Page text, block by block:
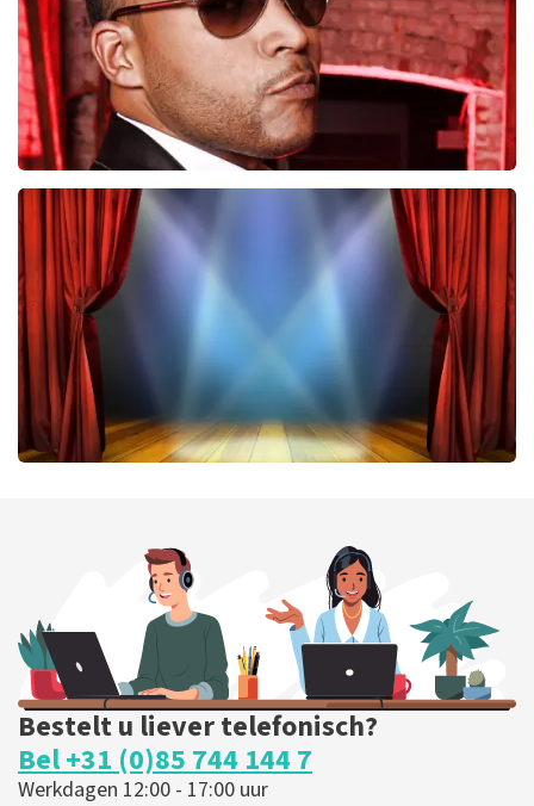
Don Omar
224 laatste 30 minuten
BESTEL NU
BESTEL NU
Bestelt u liever telefonisch?
Bel +31 (0)85 744 144 7
Werkdagen 12:00 - 17:00 uur